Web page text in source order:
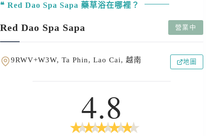
Red Dao Spa Sapa 藥草浴在哪裡？
Red Dao Spa Sapa 營業中
9RWV+W3W, Ta Phin, Lao Cai, 越南 地圖
4.8
★
★ ★
★ ★
★ ★
★ ★
★